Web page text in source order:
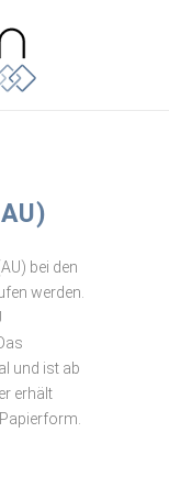
bei den
werden.
und ist ab
erhält